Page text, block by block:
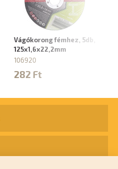
Vágókorong fémhez, 5db,
125x1,6x22,2mm
106920
282 Ft